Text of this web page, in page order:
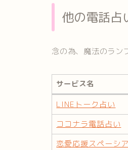
他の電話占
念の為、魔法のラン
サービス名
サービス名
LINEトーク占い
ココナラ電話占い
恋愛応援スペーシア